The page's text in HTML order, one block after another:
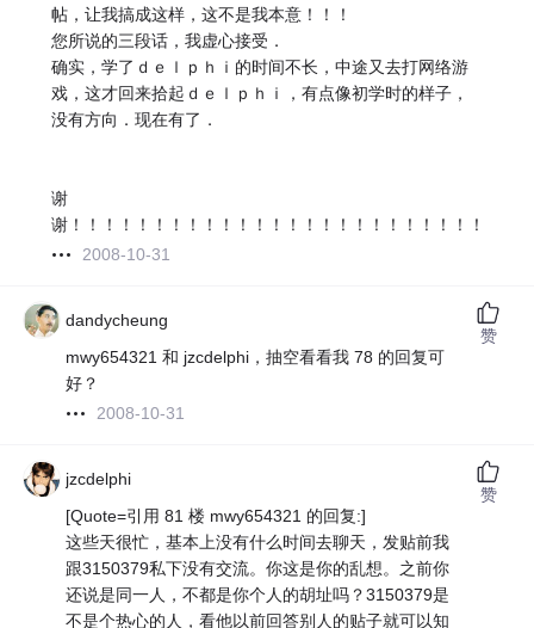
帖，让我搞成这样，这不是我本意！！！
您所说的三段话，我虚心接受．
确实，学了ｄｅｌｐｈｉ的时间不长，中途又去打网络游
戏，这才回来拾起ｄｅｌｐｈｉ，有点像初学时的样子，
没有方向．现在有了．
谢
谢！！！！！！！！！！！！！！！！！！！！！！！！！！！
2008-10-31
dandycheung
mwy654321 和 jzcdelphi，抽空看看我 78 的回复可
好？
2008-10-31
赞
jzcdelphi
[Quote=引用 81 楼 mwy654321 的回复:]
这些天很忙，基本上没有什么时间去聊天，发贴前我
跟3150379私下没有交流。你这是你的乱想。之前你
还说是同一人，不都是你个人的胡址吗？3150379是
不是个热心的人，看他以前回答别人的贴子就可以知
赞